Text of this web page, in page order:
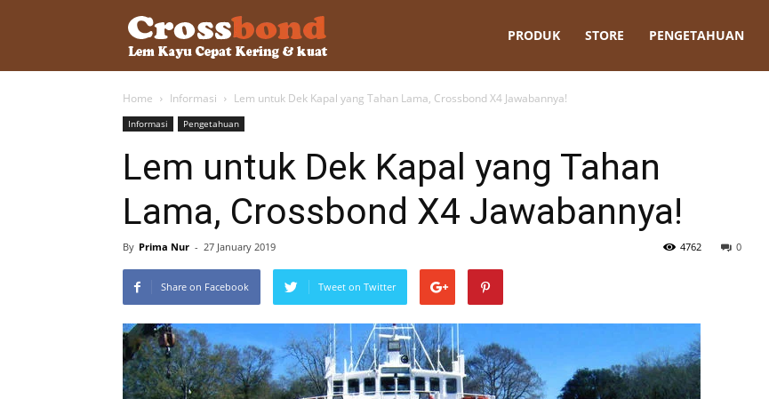
–
Lem
Kertas,
PRODUK STORE PENGETAHUAN
Home Informasi Lem untuk Dek Kapal yang Tahan Lama, Crossbond X4 Jawabannya!
Informasi Pengetahuan
Lem untuk Dek Kapal yang Tahan
Lama, Crossbond X4 Jawabannya!
By Prima Nur - 27 January 2019 0
4762
Share on Facebook Tweet on Twitter